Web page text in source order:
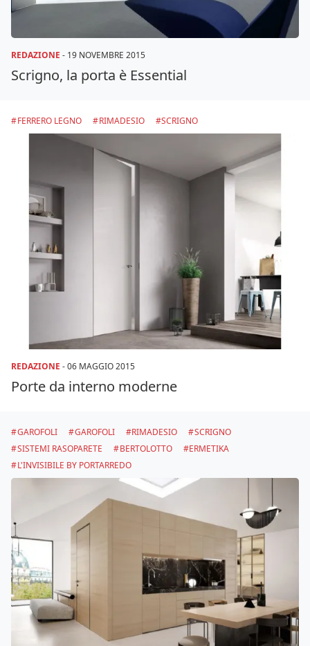
REDAZIONE - 19 NOVEMBRE 2015
Scrigno, la porta è Essential
FERRERO LEGNO RIMADESIO SCRIGNO
REDAZIONE -06 MAGGIO 2015
Porte da interno moderne
GAROFOLI GAROFOLI RIMADESIO
SCRIGNO
SISTEMI RASOPARETE
BERTOLOTTO
ERMETIKA
L'INVISIBILE BY PORTARREDO